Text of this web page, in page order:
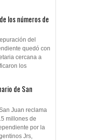
los números de
del
quedó con
cercana a
los
de San
Juan reclama
millones de
por la
Jrs,